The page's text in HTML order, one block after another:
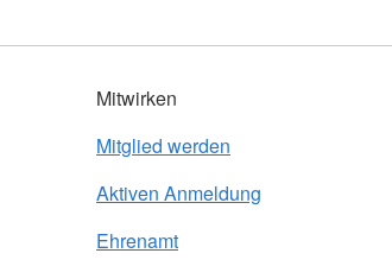
Mitwirken
Mitglied werden
Aktiven Anmeldung
Ehrenamt